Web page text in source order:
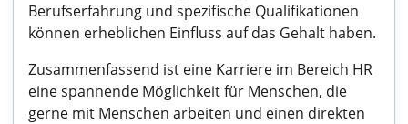
Berufserfahrung und spezifische Qualifikationen
können erheblichen Einfluss auf das Gehalt haben.
Zusammenfassend ist eine Karriere im Bereich HR
eine spannende Möglichkeit für Menschen, die
gerne mit Menschen arbeiten und einen direkten